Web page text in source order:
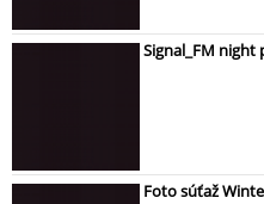
Signal_FM night
Foto súťaž